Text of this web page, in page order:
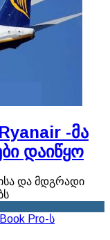
-მა
დაიწყო
და მდგრადი